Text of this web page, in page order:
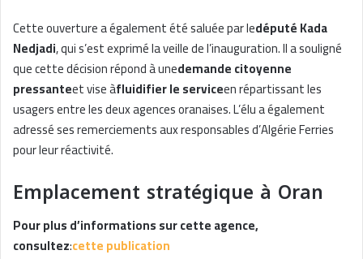
Cette ouverture a également été saluée par ledéputé Kada
Nedjadi, qui s’est exprimé la veille de l’inauguration. Il a souligné
que cette décision répond à unedemande citoyenne
pressanteet vise àfluidifier le serviceen répartissant les
usagers entre les deux agences oranaises. L’élu a également
adressé ses remerciements aux responsables d’Algérie Ferries
pour leur réactivité.
Emplacement stratégique à Oran
Pour plus d’informations sur cette agence,
consultez:cette publication